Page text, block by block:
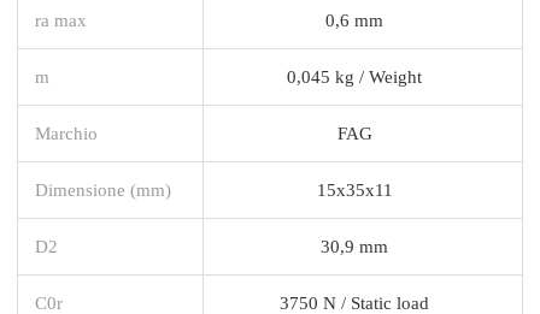
ra max 0,6 mm
m 0,045 kg / Weight
Marchio FAG
Dimensione (mm) 15x35x11
D2 30,9 mm
C0r 3750 N / Static load